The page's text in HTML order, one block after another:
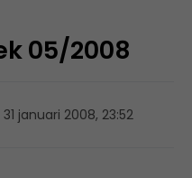
05/2008
31 januari 2008, 23:52